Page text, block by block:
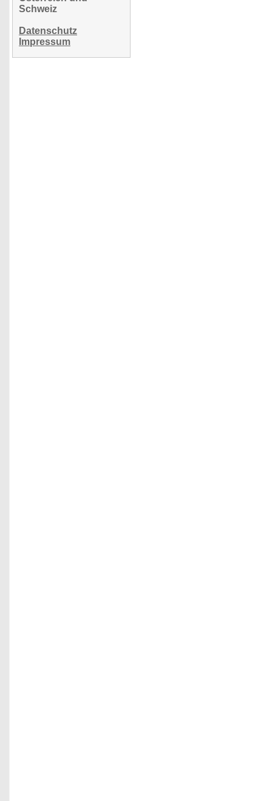
Schweiz
Datenschutz
Impressum